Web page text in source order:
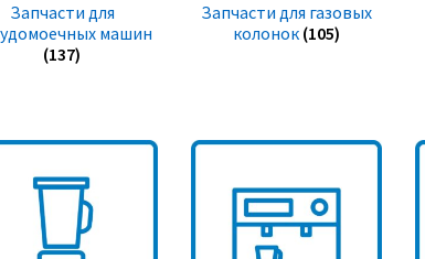
Запчасти для
машин
(137)
Запчасти для газовых
колонок (105)